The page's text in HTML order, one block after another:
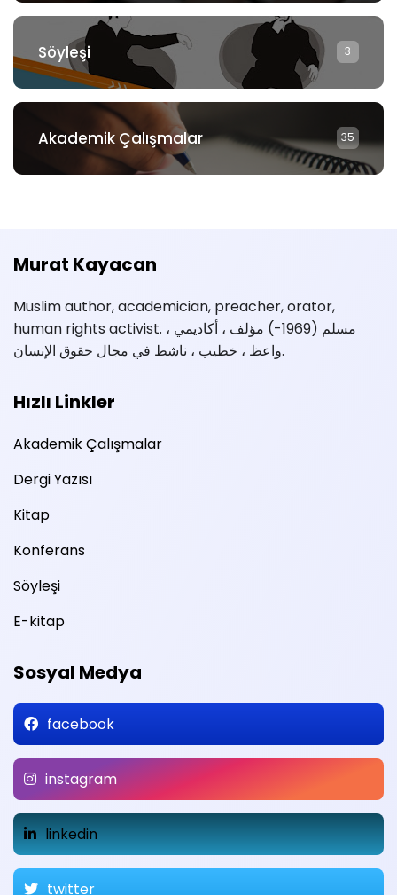
Söyleşi 3
Akademik Çalışmalar 35
Murat Kayacan
Muslim author, academician, preacher, orator,
human rights activist. مسلم (1969-) مؤلف ، أكاديمي ،
واعظ ، خطيب ، ناشط في مجال حقوق الإنسان.
Hızlı Linkler
Akademik Çalışmalar
Dergi Yazısı
Kitap
Konferans
Söyleşi
E-kitap
Sosyal Medya
facebook
instagram
linkedin
twitter